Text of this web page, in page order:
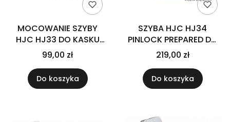
MOCOWANIE SZYBY
HJC HJ33 DO KASKU
I90/I91
99,00 zł
Do koszyka
SZYBA HJC HJ34
PINLOCK PREPARED DO
KASKU I30 CLEAR
219,00 zł
Do koszyka